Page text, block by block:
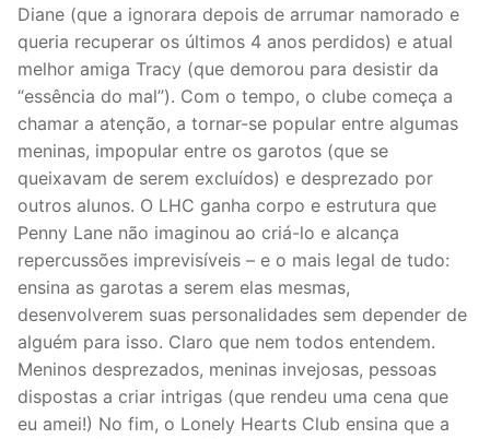
Diane (que a ignorara depois de arrumar namorado e
queria recuperar os últimos 4 anos perdidos) e atual
melhor amiga Tracy (que demorou para desistir da
“essência do mal”). Com o tempo, o clube começa a
chamar a atenção, a tornar-se popular entre algumas
meninas, impopular entre os garotos (que se
queixavam de serem excluídos) e desprezado por
outros alunos. O LHC ganha corpo e estrutura que
Penny Lane não imaginou ao criá-lo e alcança
repercussões imprevisíveis – e o mais legal de tudo:
ensina as garotas a serem elas mesmas,
desenvolverem suas personalidades sem depender de
alguém para isso. Claro que nem todos entendem.
Meninos desprezados, meninas invejosas, pessoas
dispostas a criar intrigas (que rendeu uma cena que
eu amei!) No fim, o Lonely Hearts Club ensina que a